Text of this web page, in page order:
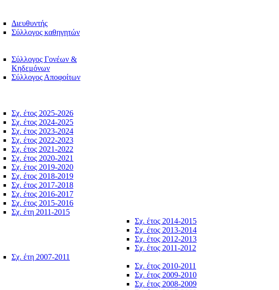
Διευθυντής
Σύλλογος καθηγητών
Σύλλογος Γονέων &
Κηδεμόνων
Σύλλογος Αποφοίτων
Σχ. έτος 2025-2026
Σχ. έτος 2024-2025
Σχ. έτος 2023-2024
Σχ. έτος 2022-2023
Σχ. έτος 2021-2022
Σχ. έτος 2020-2021
Σχ. έτος 2019-2020
Σχ. έτος 2018-2019
Σχ. έτος 2017-2018
Σχ. έτος 2016-2017
Σχ. έτος 2015-2016
Σχ. έτη 2011-2015
Σχ. έτος 2014-2015
Σχ. έτος 2013-2014
Σχ. έτος 2012-2013
Σχ. έτος 2011-2012
Σχ. έτη 2007-2011
Σχ. έτος 2010-2011
Σχ. έτος 2009-2010
Σχ. έτος 2008-2009